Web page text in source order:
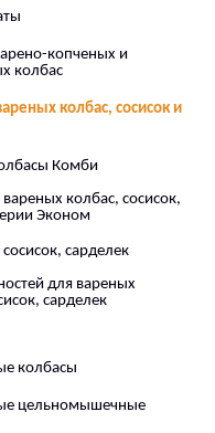
копченых и
колбас
колбас, сосисок и
Комби
колбас, сосисок,
Эконом
сарделек
для вареных
сарделек
колбасы
цельномышечные